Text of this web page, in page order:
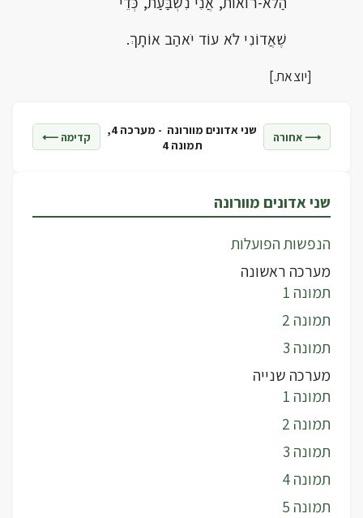
שֶׁאֲדוֹנִי לֹא עוֹד יֹאהַב אוֹתָךְ.
[יוצאת.]
⟶ אחורה שני אדונים מוורונה -
מערכה 4,
תמונה 4
קדימה ⟵
שני אדונים מוורונה
הנפשות הפועלות
מערכה ראשונה
תמונה 1
תמונה 2
תמונה 3
מערכה שנייה
תמונה 1
תמונה 2
תמונה 3
תמונה 4
תמונה 5